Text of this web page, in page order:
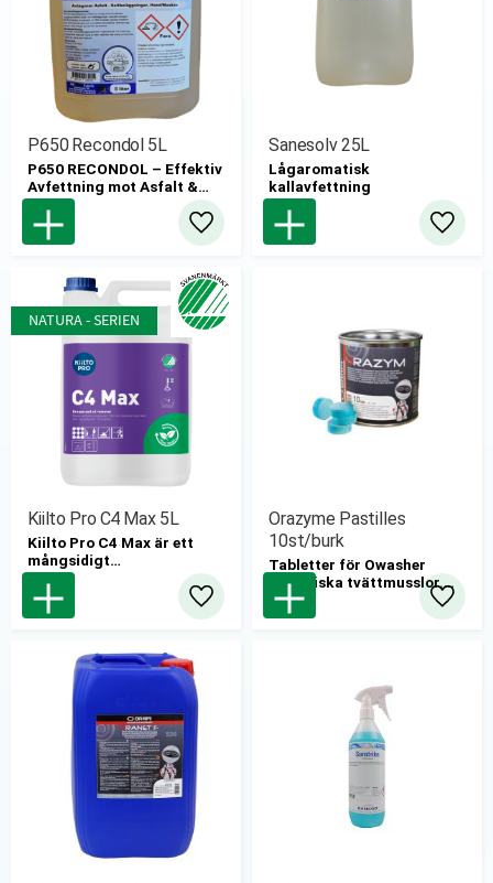
P650 Recondol 5L
P650 RECONDOL – Effektiv
Avfettning mot Asfalt &
Salt för Hand eller Maskin
Lägg till i favoriter
Sanesolv 25L
Lågaromatisk
kallavfettning
Lägg
Kiilto Pro C4 Max 5L
Kiilto Pro C4 Max är ett
mångsidigt
rengöringsmedel som är
formulerat för att avlägsna
fett och olja.
NATURA - SERIEN
Lägg till i favoriter
Orazyme Pastilles
10st/burk
Tabletter för Owasher
biologiska tvättmusslor.
Omvandlar fett, olja och
andra föroreningar till CO2Lägg